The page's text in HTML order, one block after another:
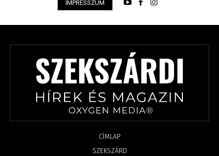
IMPRESSZUM
CÍMLAP
SZEKSZÁRD